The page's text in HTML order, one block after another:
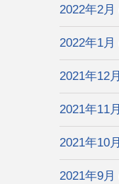
2022年2月
2022年1月
2021年12月
2021年11月
2021年10月
2021年9月